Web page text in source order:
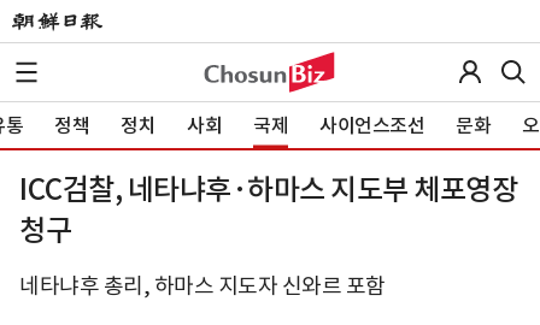
통 정책 정치 사회 국제 사이언스조선 문화
ICC검찰, 네타냐후·하마스 지도부 체포영장
청구
네타냐후 총리, 하마스 지도자 신와르 포함